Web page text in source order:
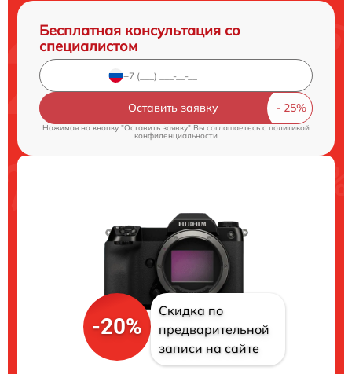
Бесплатная консультация со
специалистом
Оставить заявку
Нажимая на кнопку "Оставить заявку" Вы соглашаетесь c политикой
конфиденциальности
-20%
Скидка по
предварительной
записи на сайте